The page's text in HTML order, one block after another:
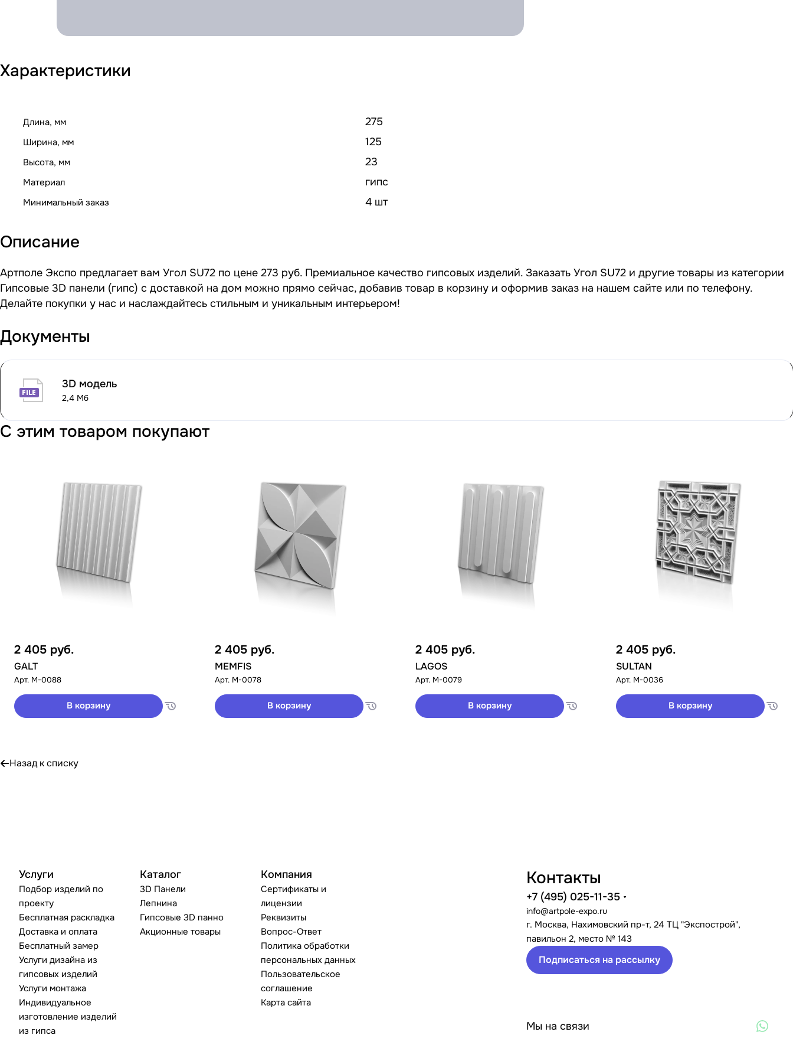
Характеристики
Длина, мм 275
Ширина, мм 125
Высота, мм 23
Материал гипс
Минимальный заказ 4 шт
Описание
Артполе Экспо предлагает вам Угол SU72 по цене 273 руб. Премиальное качество гипсовых изделий. Заказать Угол SU72 и другие товары из категории
Гипсовые 3D панели (гипс) с доставкой на дом можно прямо сейчас, добавив товар в корзину и оформив заказ на нашем сайте или по телефону.
Делайте покупки у нас и наслаждайтесь стильным и уникальным интерьером!
Документы
3D модель
2,4 Мб
С этим товаром покупают
2 405 руб.
GALT
Арт. M-0088
В корзину
2 405 руб.
MEMFIS
Арт. M-0078
В корзину
2 405 руб.
LAGOS
Арт. M-0079
В корзину
2 405 руб.
SULTAN
Арт. M-0036
В корзину
Назад к списку
Услуги
Подбор изделий по
проекту
Бесплатная раскладка
Доставка и оплата
Бесплатный замер
Услуги дизайна из
гипсовых изделий
Услуги монтажа
Индивидуальное
изготовление изделий
из гипса
Каталог
3D Панели
Лепнина
Гипсовые 3D панно
Акционные товары
Компания
Сертификаты и
лицензии
Реквизиты
Вопрос-Ответ
Политика обработки
персональных данных
Пользовательское
соглашение
Карта сайта
Контакты
+7 (495) 025-11-35
info@artpole-expo.ru
г. Москва, Нахимовский пр-т, 24 ТЦ "Экспострой",
павильон 2, место № 143
Подписаться на рассылку
Мы на связи